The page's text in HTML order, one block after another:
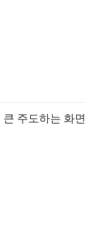
주도하는 화면